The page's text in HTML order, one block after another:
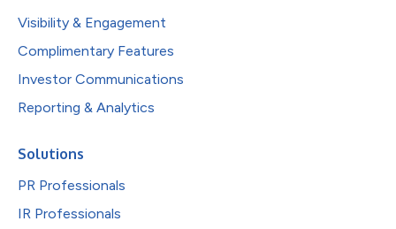
Visibility & Engagement
Complimentary Features
Investor Communications
Reporting & Analytics
Solutions
PR Professionals
IR Professionals